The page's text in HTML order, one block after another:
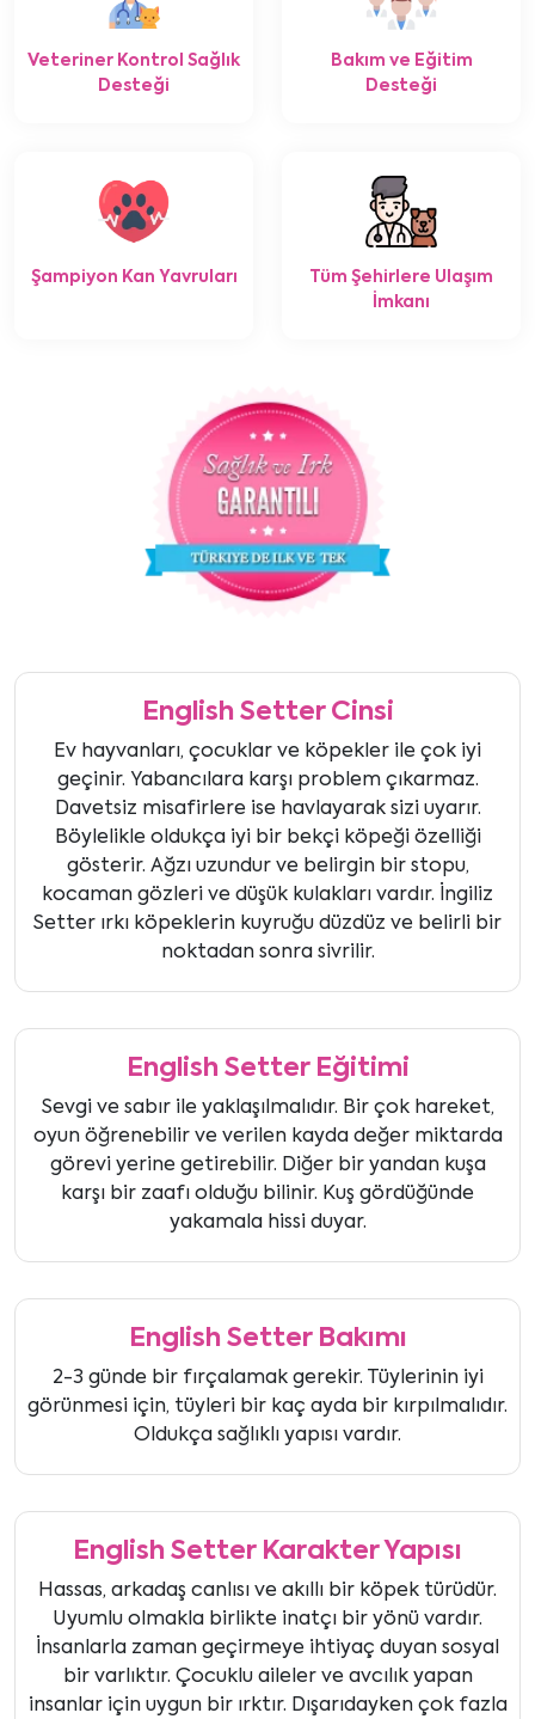
Veteriner Kontrol Sağlık
Desteği
Bakım ve Eğitim
Desteği
Şampiyon Kan Yavruları
Tüm Şehirlere Ulaşım
İmkanı
English Setter Cinsi
Ev hayvanları, çocuklar ve köpekler ile çok iyi
geçinir. Yabancılara karşı problem çıkarmaz.
Davetsiz misafirlere ise havlayarak sizi uyarır.
Böylelikle oldukça iyi bir bekçi köpeği özelliği
gösterir. Ağzı uzundur ve belirgin bir stopu,
kocaman gözleri ve düşük kulakları vardır. İngiliz
Setter ırkı köpeklerin kuyruğu düzdüz ve belirli bir
noktadan sonra sivrilir.
English Setter Eğitimi
Sevgi ve sabır ile yaklaşılmalıdır. Bir çok hareket,
oyun öğrenebilir ve verilen kayda değer miktarda
görevi yerine getirebilir. Diğer bir yandan kuşa
karşı bir zaafı olduğu bilinir. Kuş gördüğünde
yakamala hissi duyar.
English Setter Bakımı
2-3 günde bir fırçalamak gerekir. Tüylerinin iyi
görünmesi için, tüyleri bir kaç ayda bir kırpılmalıdır.
Oldukça sağlıklı yapısı vardır.
English Setter Karakter Yapısı
Hassas, arkadaş canlısı ve akıllı bir köpek türüdür.
Uyumlu olmakla birlikte inatçı bir yönü vardır.
İnsanlarla zaman geçirmeye ihtiyaç duyan sosyal
bir varlıktır. Çocuklu aileler ve avcılık yapan
insanlar için uygun bir ırktır. Dışarıdayken çok fazla